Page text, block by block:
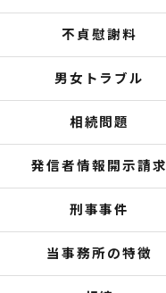
不貞慰謝料
男女トラブル
相続問題
発信者情報開示請求
刑事事件
当事務所の特徴